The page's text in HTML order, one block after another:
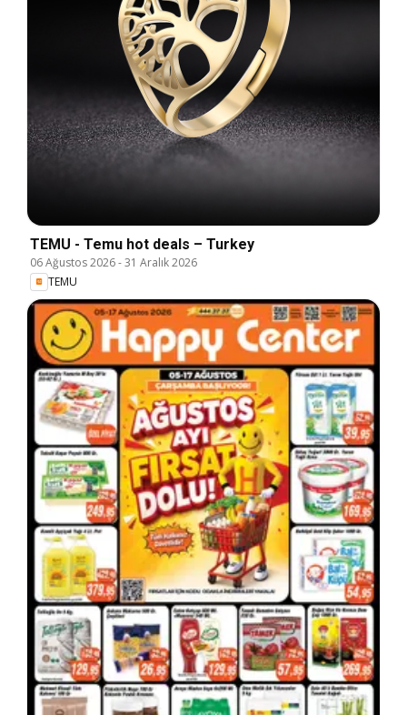
TEMU - Temu hot deals – Turkey
06 Ağustos 2026-31 Aralık 2026
TEMU